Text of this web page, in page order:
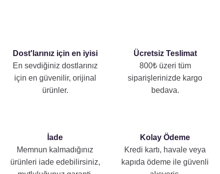
Dost'larınız için en iyisi
En sevdiğiniz dostlarınız
için en güvenilir, orijinal
ürünler.
Ücretsiz Teslimat
800₺ üzeri tüm
siparişlerinizde kargo
bedava.
İade
Memnun kalmadığınız
ürünleri iade edebilirsiniz,
Kolay Ödeme
Kredi kartı, havale veya
kapıda ödeme ile güvenli